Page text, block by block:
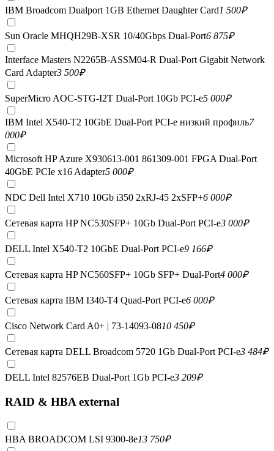
IBM Broadcom Dualport 1GB Ethernet Daughter Card1 500₽
Sun Oracle MHQH29B-XSR 10/40Gbps Dual-Port6 875₽
Interface Masters N2265B-ASSM04-R Dual-Port Gigabit Network
Card Adapter3 500₽
SuperMicro AOC-STG-I2T Dual-Port 10Gb PCI-e5 000₽
IBM Intel X540-T2 10GbE Dual-Port PCI-e низкий профиль7
000₽
Microsoft HP Azure X930613-001 861309-001 FPGA Dual-Port
40GbE PCIe x16 Adapter5 000₽
NDC Dell Intel X710 10Gb i350 2xRJ-45 2xSFP+6 000₽
Сетевая карта HP NC530SFP+ 10Gb Dual-Port PCI-e3 000₽
DELL Intel X540-T2 10GbE Dual-Port PCI-e9 166₽
Сетевая карта HP NC560SFP+ 10Gb SFP+ Dual-Port4 000₽
Сетевая карта IBM I340-T4 Quad-Port PCI-e6 000₽
Cisco Network Card A0+ | 73-14093-0810 450₽
Сетевая карта DELL Broadcom 5720 1Gb Dual-Port PCI-e3 484₽
DELL Intel 82576EB Dual-Port 1Gb PCI-e3 209₽
RAID & HBA external
HBA BROADCOM LSI 9300-8e13 750₽